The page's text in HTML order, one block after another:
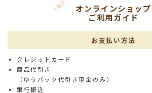
オンラインショップ
ご利用ガイド
お支払い方法
クレジットカード
商品代引き
（ゆうパック代引き現金のみ）
銀行振込